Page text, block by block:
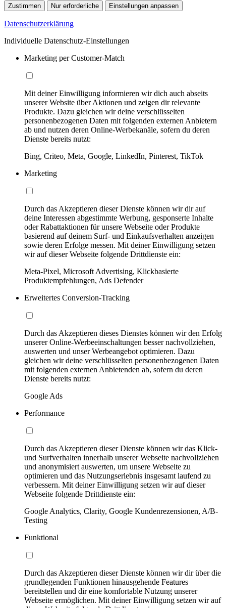
Zustimmen Nur erforderliche Einstellungen anpassen
Datenschutzerklärung
Individuelle Datenschutz-Einstellungen
Marketing per Customer-Match
Mit deiner Einwilligung informieren wir dich auch abseits
unserer Website über Aktionen und zeigen dir relevante
Produkte. Dazu gleichen wir deine verschlüsselten
personenbezogenen Daten mit folgenden externen Anbietern
ab und nutzen deren Online-Werbekanäle, sofern du deren
Dienste bereits nutzt:
Bing, Criteo, Meta, Google, LinkedIn, Pinterest, TikTok
Marketing
Durch das Akzeptieren dieser Dienste können wir dir auf
deine Interessen abgestimmte Werbung, gesponserte Inhalte
oder Rabattaktionen für unsere Webseite oder Produkte
basierend auf deinem Surf- und Einkaufsverhalten anzeigen
sowie deren Erfolge messen. Mit deiner Einwilligung setzen
wir auf dieser Webseite folgende Drittdienste ein:
Meta-Pixel, Microsoft Advertising, Klickbasierte
Produktempfehlungen, Ads Defender
Erweitertes Conversion-Tracking
Durch das Akzeptieren dieses Dienstes können wir den Erfolg
unserer Online-Werbeeinschaltungen besser nachvollziehen,
auswerten und unser Werbeangebot optimieren. Dazu
gleichen wir deine verschlüsselten personenbezogenen Daten
mit folgenden externen Anbietenden ab, sofern du deren
Dienste bereits nutzt:
Google Ads
Performance
Durch das Akzeptieren dieser Dienste können wir das Klick-
und Surfverhalten innerhalb unserer Webseite nachvollziehen
und anonymisiert auswerten, um unsere Webseite zu
optimieren und das Nutzungserlebnis insgesamt laufend zu
verbessern. Mit deiner Einwilligung setzen wir auf dieser
Webseite folgende Drittdienste ein:
Google Analytics, Clarity, Google Kundenrezensionen, A/B-
Testing
Funktional
Durch das Akzeptieren dieser Dienste können wir dir über die
grundlegenden Funktionen hinausgehende Features
bereitstellen und dir eine komfortable Nutzung unserer
Webseite ermöglichen. Mit deiner Einwilligung setzen wir auf